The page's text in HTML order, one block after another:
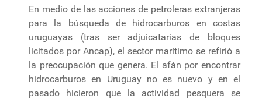
En medio de las acciones de petroleras extranjeras
para la búsqueda de hidrocarburos en costas
uruguayas (tras ser adjuicatarias de bloques
licitados por Ancap), el sector marítimo se refirió a
la preocupación que genera. El afán por encontrar
hidrocarburos en Uruguay no es nuevo y en el
pasado hicieron que la actividad pesquera se